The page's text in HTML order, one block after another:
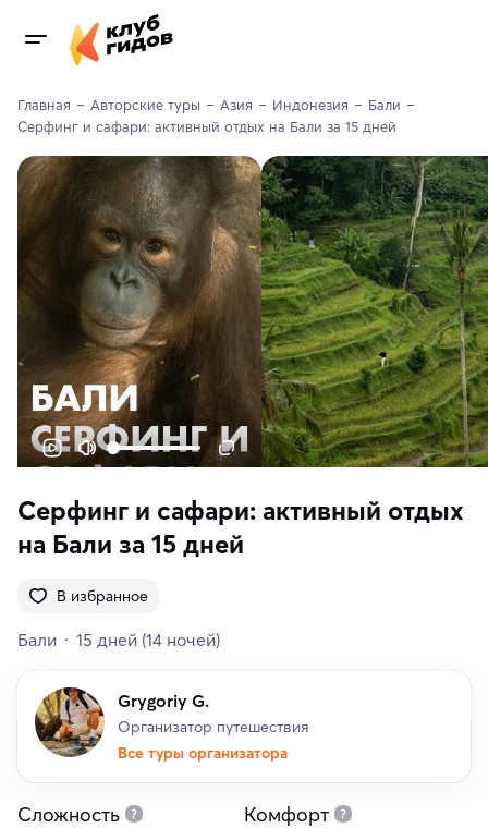
Главная Авторские туры Азия Индонезия
Бали
Серфинг и сафари: активный отдых на Бали за 15 дней
Серфинг и сафари: активный отдых
на Бали за 15 дней
В избранное
Бали 15 дней (14 ночей)
Grygoriy G.
Организатор путешествия
Все туры организатора
Сложность Комфорт